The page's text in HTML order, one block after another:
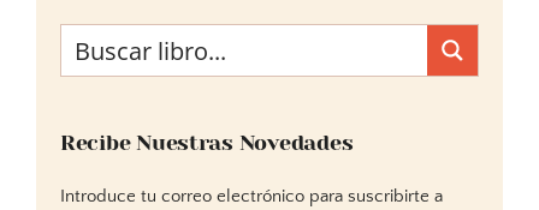
Recibe Nuestras Novedades
Introduce tu correo electrónico para suscribirte a